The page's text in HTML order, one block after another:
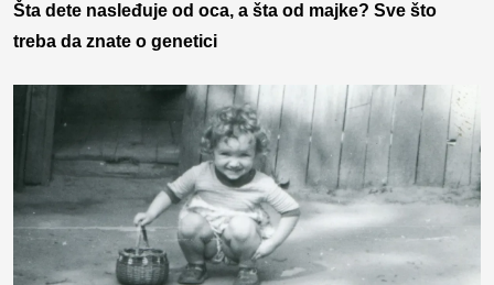
Šta dete nasleđuje od oca, a šta od majke? Sve što
treba da znate o genetici